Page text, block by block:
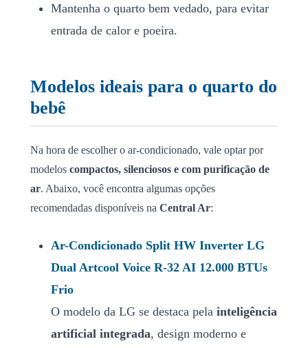
Mantenha o quarto bem vedado, para evitar
entrada de calor e poeira.
Modelos ideais para o quarto do
bebê
Na hora de escolher o ar-condicionado, vale optar por
modelos compactos, silenciosos e com purificação de
ar. Abaixo, você encontra algumas opções
recomendadas disponíveis na Central Ar:
Ar-Condicionado Split HW Inverter LG
Dual Artcool Voice R-32 AI 12.000 BTUs
Frio
O modelo da LG se destaca pela inteligência
artificial integrada, design moderno e